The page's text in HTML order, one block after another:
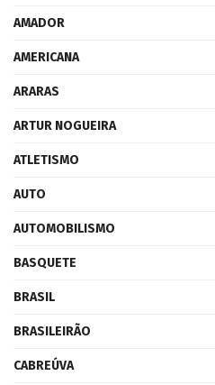
AMADOR
AMERICANA
ARARAS
ARTUR NOGUEIRA
ATLETISMO
AUTO
AUTOMOBILISMO
BASQUETE
BRASIL
BRASILEIRÃO
CABREÚVA